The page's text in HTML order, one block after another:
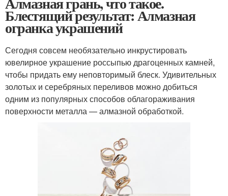
Блестящий результат: Алмазная
огранка украшений
Сегодня совсем необязательно инкрустировать
ювелирное украшение россыпью драгоценных камней,
чтобы придать ему неповторимый блеск. Удивительных
золотых и серебряных переливов можно добиться
одним из популярных способов облагораживания
поверхности металла — алмазной обработкой.